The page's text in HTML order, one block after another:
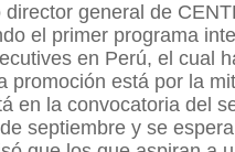
general de
el primer programa
en Perú, el cual
promoción está por la
en la convocatoria del
septiembre y se